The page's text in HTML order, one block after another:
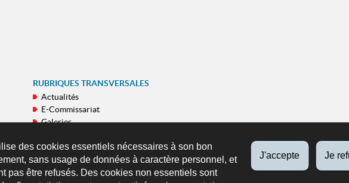
des cookies essentiels nécessaires à son bon
sans usage de données à caractère personnel, et
pas être refusés. Des cookies non essentiels sont
J'accepte Je
RUBRIQUES TRANSVERSALES
Actualités
E-Commissariat
Galeries
Application mobile
Facebook
Youtube